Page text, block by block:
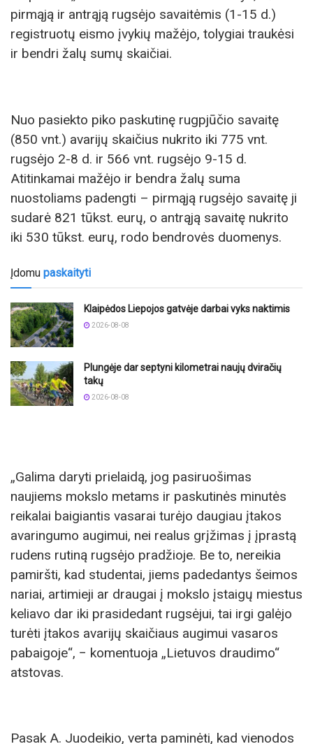
pirmąją ir antrąją rugsėjo savaitėmis (1-15 d.)
registruotų eismo įvykių mažėjo, tolygiai traukėsi
ir bendri žalų sumų skaičiai.
Nuo pasiekto piko paskutinę rugpjūčio savaitę
(850 vnt.) avarijų skaičius nukrito iki 775 vnt.
rugsėjo 2-8 d. ir 566 vnt. rugsėjo 9-15 d.
Atitinkamai mažėjo ir bendra žalų suma
nuostoliams padengti – pirmąją rugsėjo savaitę ji
sudarė 821 tūkst. eurų, o antrąją savaitę nukrito
iki 530 tūkst. eurų, rodo bendrovės duomenys.
Įdomu paskaityti
Klaipėdos Liepojos gatvėje darbai vyks naktimis
2026-08-08
Plungėje dar septyni kilometrai naujų dviračių
takų
2026-08-08
„Galima daryti prielaidą, jog pasiruošimas
naujiems mokslo metams ir paskutinės minutės
reikalai baigiantis vasarai turėjo daugiau įtakos
avaringumo augimui, nei realus grįžimas į įprastą
rudens rutiną rugsėjo pradžioje. Be to, nereikia
pamiršti, kad studentai, jiems padedantys šeimos
nariai, artimieji ar draugai į mokslo įstaigų miestus
keliavo dar iki prasidedant rugsėjui, tai irgi galėjo
turėti įtakos avarijų skaičiaus augimui vasaros
pabaigoje“, − komentuoja „Lietuvos draudimo“
atstovas.
Pasak A. Juodeikio, verta paminėti, kad vienodos